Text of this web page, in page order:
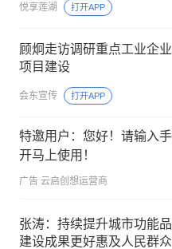
悦享莲湖 打开APP
顾炯走访调研重点工业企
项目建设
会东宣传 打开APP
特邀用户：您好！请输入
开马上使用！
广告 云启创想运营商
张涛：持续提升城市功能
建设成果更好惠及人民群众